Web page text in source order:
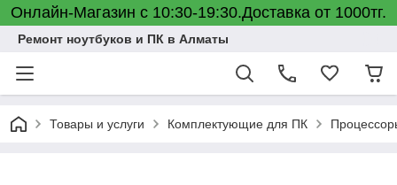
Онлайн-Магазин с 10:30-19:30.Доставка от 1000тг.
Ремонт ноутбуков и ПК в Алматы
Товары и услуги Комплектующие для ПК